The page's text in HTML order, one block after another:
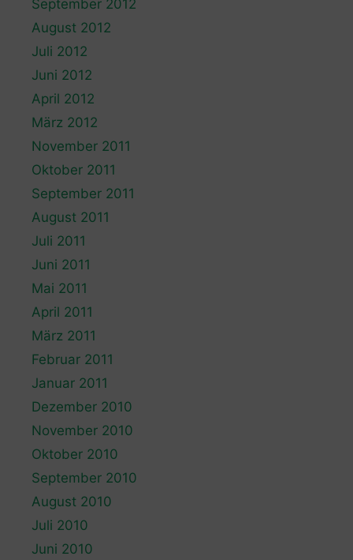
September 2012
August 2012
Juli 2012
Juni 2012
April 2012
März 2012
November 2011
Oktober 2011
September 2011
August 2011
Juli 2011
Juni 2011
Mai 2011
April 2011
März 2011
Februar 2011
Januar 2011
Dezember 2010
November 2010
Oktober 2010
September 2010
August 2010
Juli 2010
Juni 2010